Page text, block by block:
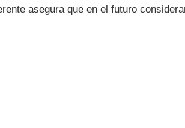
asegura que en el futuro